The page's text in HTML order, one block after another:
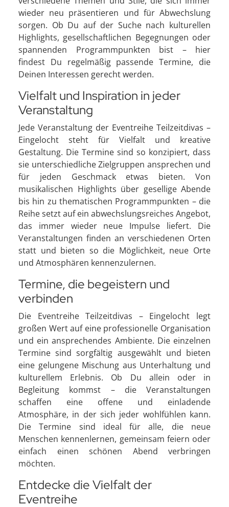
wieder neu präsentieren und für Abwechslung
sorgen. Ob Du auf der Suche nach kulturellen
Highlights, gesellschaftlichen Begegnungen oder
spannenden Programmpunkten bist – hier
findest Du regelmäßig passende Termine, die
Deinen Interessen gerecht werden.
Vielfalt und Inspiration in jeder
Veranstaltung
Jede Veranstaltung der Eventreihe Teilzeitdivas –
Eingelocht steht für Vielfalt und kreative
Gestaltung. Die Termine sind so konzipiert, dass
sie unterschiedliche Zielgruppen ansprechen und
für jeden Geschmack etwas bieten. Von
musikalischen Highlights über gesellige Abende
bis hin zu thematischen Programmpunkten – die
Reihe setzt auf ein abwechslungsreiches Angebot,
das immer wieder neue Impulse liefert. Die
Veranstaltungen finden an verschiedenen Orten
statt und bieten so die Möglichkeit, neue Orte
und Atmosphären kennenzulernen.
Termine, die begeistern und
verbinden
Die Eventreihe Teilzeitdivas – Eingelocht legt
großen Wert auf eine professionelle Organisation
und ein ansprechendes Ambiente. Die einzelnen
Termine sind sorgfältig ausgewählt und bieten
eine gelungene Mischung aus Unterhaltung und
kulturellem Erlebnis. Ob Du allein oder in
Begleitung kommst – die Veranstaltungen
schaffen eine offene und einladende
Atmosphäre, in der sich jeder wohlfühlen kann.
Die Termine sind ideal für alle, die neue
Menschen kennenlernen, gemeinsam feiern oder
einfach einen schönen Abend verbringen
möchten.
Entdecke die Vielfalt der
Eventreihe